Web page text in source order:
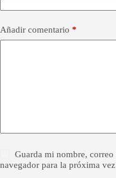
Añadir comentario *
Guarda mi nombre,
navegador para la próxima